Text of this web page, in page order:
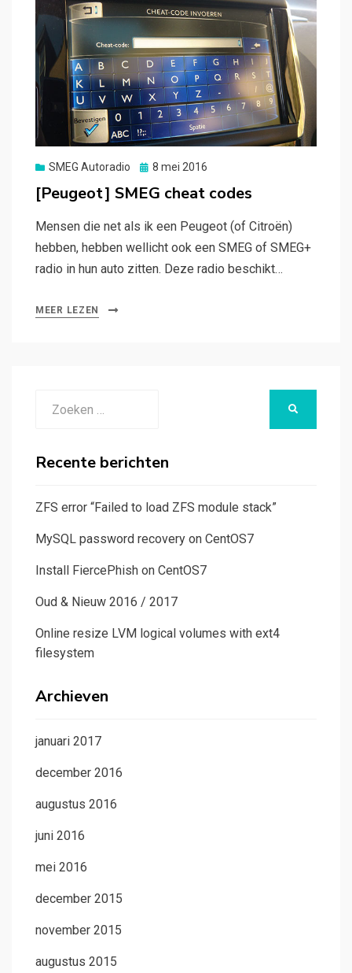
SMEG Autoradio
Gepubliceerd
8 mei 2016
[Peugeot] SMEG cheat codes
Mensen die net als ik een Peugeot (of Citroën)
hebben, hebben wellicht ook een SMEG of SMEG+
radio in hun auto zitten. Deze radio beschikt…
MEER LEZEN
naar:
Recente berichten
ZFS error “Failed to load ZFS module stack”
MySQL password recovery on CentOS7
Install FiercePhish on CentOS7
Oud & Nieuw 2016 / 2017
Online resize LVM logical volumes with ext4
filesystem
Archieven
januari 2017
december 2016
augustus 2016
juni 2016
mei 2016
december 2015
november 2015
augustus 2015